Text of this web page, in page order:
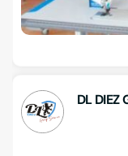
DL DIEZ